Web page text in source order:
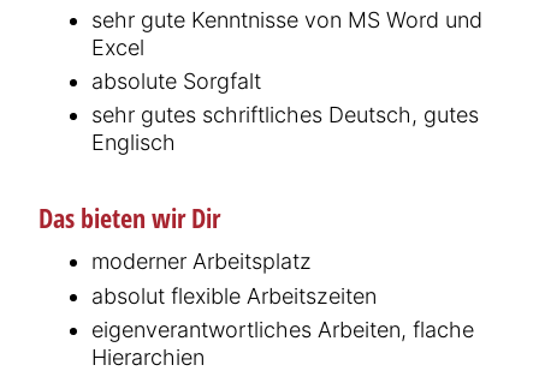
sehr gute Kenntnisse von MS Word und
Excel
absolute Sorgfalt
sehr gutes schrift­liches Deutsch, gutes
Englisch
Das bieten wir Dir
moderner Arbeits­platz
absolut flexible Arbeits­zeiten
eigen­ver­ant­wort­liches Arbeiten, flache
Hierarchien